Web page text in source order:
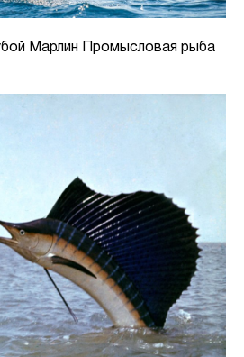
Марлин Промысловая рыба